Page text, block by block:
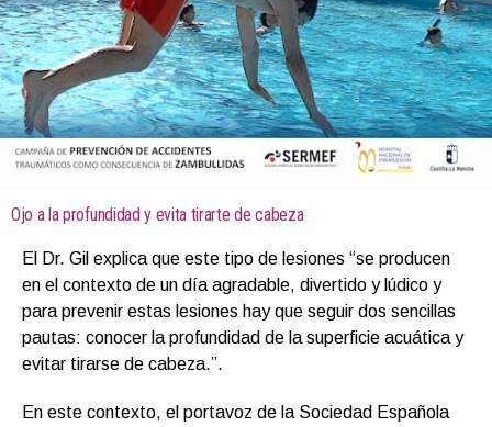
Ojo a la profundidad y evita tirarte de cabeza
El Dr. Gil explica que este tipo de lesiones “se producen
en el contexto de un día agradable, divertido y lúdico y
para prevenir estas lesiones hay que seguir dos sencillas
pautas: conocer la profundidad de la superficie acuática y
evitar tirarse de cabeza.”.
En este contexto, el portavoz de la Sociedad Española